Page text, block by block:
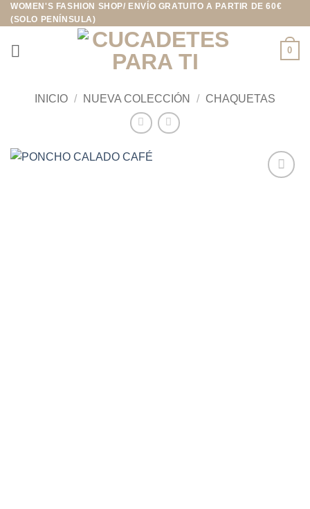
Saltar
al
contenido
WOMEN'S FASHION SHOP/ ENVÍO GRATUITO A PARTIR DE 60€
(SOLO PENÍNSULA)
0
INICIO / NUEVA COLECCIÓN / CHAQUETAS